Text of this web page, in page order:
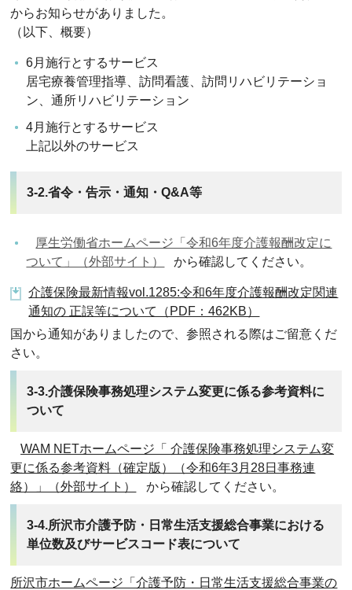
からお知らせがありました。
（以下、概要）
6月施行とするサービス
居宅療養管理指導、訪問看護、訪問リハビリテーショ
ン、通所リハビリテーション
4月施行とするサービス
上記以外のサービス
3-2.省令・告示・通知・Q&A等
厚生労働省ホームページ「令和6年度介護報酬改定に
ついて」（外部サイト）
から確認してください。
介護保険最新情報vol.1285:令和6年度介護報酬改定関連
通知の 正誤等について（PDF：462KB）
国から通知がありましたので、参照される際はご留意くだ
さい。
3-3.介護保険事務処理システム変更に係る参考資料に
ついて
WAM NETホームページ「 介護保険事務処理システム変
更に係る参考資料（確定版）（令和6年3月28日事務連
絡）」（外部サイト）
から確認してください。
3-4.所沢市介護予防・日常生活支援総合事業における
単位数及びサービスコード表について
所沢市ホームページ「介護予防・日常生活支援総合事業の